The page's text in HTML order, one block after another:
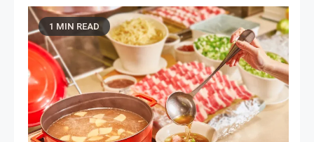
1 MIN READ